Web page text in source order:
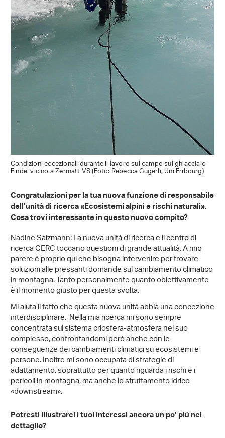
Condizioni eccezionali durante il lavoro sul campo sul ghiacciaio
Findel vicino a Zermatt VS (Foto: Rebecca Gugerli, Uni Fribourg)
Congratulazioni per la tua nuova funzione di responsabile
dell’unità di ricerca «Ecosistemi alpini e rischi naturali».
Cosa trovi interessante in questo nuovo compito?
Nadine Salzmann: La nuova unità di ricerca e il centro di
ricerca CERC toccano questioni di grande attualità. A mio
parere è proprio qui che bisogna intervenire per trovare
soluzioni alle pressanti domande sul cambiamento climatico
in montagna. Tanto personalmente quanto obiettivamente
è il momento giusto per questa svolta.
Mi aiuta il fatto che questa nuova unità abbia una concezione
interdisciplinare. Nella mia ricerca mi sono sempre
concentrata sul sistema criosfera-atmosfera nel suo
complesso, confrontandomi però anche con le
conseguenze dei cambiamenti climatici su ecosistemi e
persone. Inoltre mi sono occupata di strategie di
adattamento, soprattutto per quanto riguarda i rischi e i
pericoli in montagna, ma anche lo sfruttamento idrico
«downstream».
Potresti illustrarci i tuoi interessi ancora un po’ più nel
dettaglio?